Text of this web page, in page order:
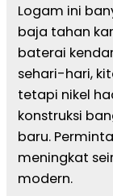
Logam ini
baja tahan
baterai
sehari-hari,
tetapi nikel
konstruksi
baru.
meningkat
modern.